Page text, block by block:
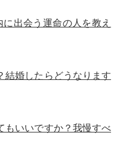
出会う運命の人を教え
結婚したらどうなります
もいいですか？我慢すべ